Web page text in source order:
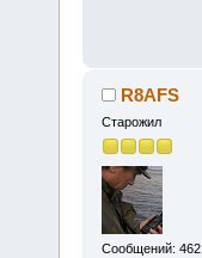
R8AFS
Старожил
Сообщений: 462